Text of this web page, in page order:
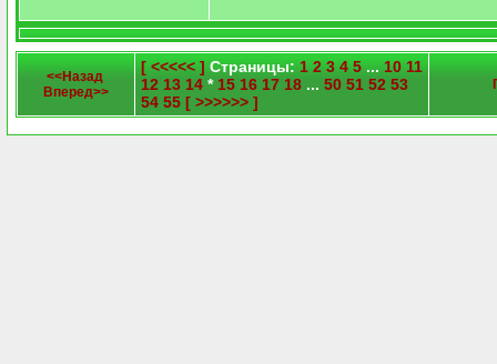
<<Назад
Вперед>>
[ <<<<< ] Страницы: 1 2 3 4 5 ... 10 11
12 13 14 * 15 16 17 18 ... 50 51 52 53
54 55 [ >>>>>> ]